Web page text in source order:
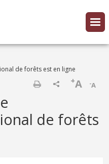
de forêts est en ligne
-A
+A
de forêts